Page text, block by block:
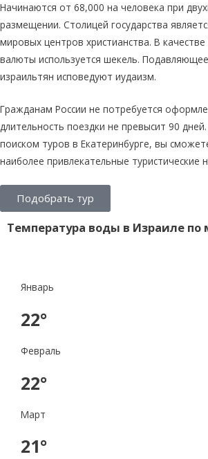
Начинаются от 68,000 на человека при
размещении. Столицей государства
мировых центров христианства. В
валюты используется шекель.
израильтян исповедуют иудаизм.
Гражданам России не потребуется
длительность поездки не превысит 90
поиском туров в Екатеринбурге, вы
наиболее привлекательные туристические
Подобрать тур
Температура воды в Израиле по
Январь
22°
Февраль
22°
Март
21°